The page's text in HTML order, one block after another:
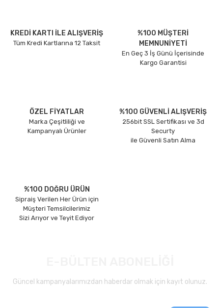
KREDİ KARTI İLE ALIŞVERİŞ
Tüm Kredi Kartlarına 12 Taksit
%100 MÜŞTERİ
MEMNUNİYETİ
En Geç 3 İş Günü İçerisinde
Kargo Garantisi
ÖZEL FİYATLAR
Marka Çeşitliliği ve
Kampanyalı Ürünler
%100 GÜVENLİ ALIŞVERİŞ
256bit SSL Sertifikası ve 3d
Securty
ile Güvenli Satın Alma
%100 DOĞRU ÜRÜN
Sipraiş Verilen Her Ürün için
Müşteri Temsilcilerimiz
Sizi Arıyor ve Teyit Ediyor
Güncel kampanyalarımızdan haberdar olmak için kayıt olunuz.